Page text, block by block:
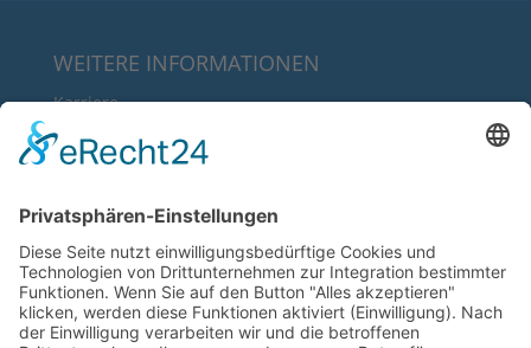
WEITERE INFORMATIONEN
Karriere
Über uns
Downloads
RECHTLICHE INFORMATIONEN
AGB’s